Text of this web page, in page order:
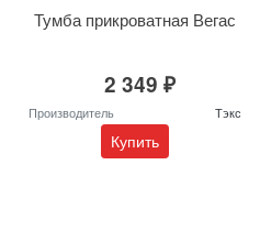
Тумба прикроватная Вегас
2 349 ₽
Производитель Тэкс
Купить